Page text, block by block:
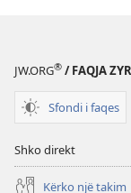
JW.ORG® / FAQJA
Sfondi i faqes
Shko direkt
Kërko një takim